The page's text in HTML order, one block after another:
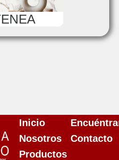
Inicio
Nosotros
Productos
Contacto